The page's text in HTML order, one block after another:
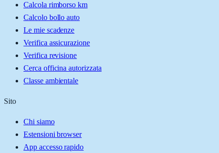
Calcola rimborso km
Calcolo bollo auto
Le mie scadenze
Verifica assicurazione
Verifica revisione
Cerca officina autorizzata
Classe ambientale
Sito
Chi siamo
Estensioni browser
App accesso rapido